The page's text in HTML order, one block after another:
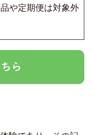
や定期便は対象外